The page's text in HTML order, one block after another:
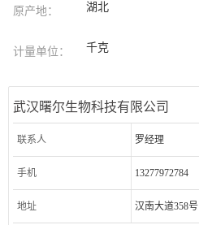
原产地： 湖北
计量单位： 千克
武汉曙尔生物科技有限公司
联系人 罗经理
手机 13277972784
地址 汉南大道358号